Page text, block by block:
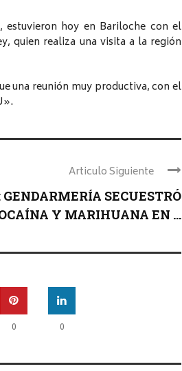
hoy en Bariloche con el
quien realiza una visita a la región
una reunión muy productiva, con el
Articulo Siguiente
SECUESTRÓ
Y MARIHUANA EN ...
0 0